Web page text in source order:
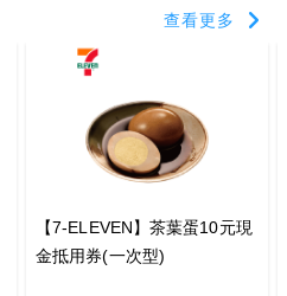
查看更多
【7-ELEVEN】茶葉蛋10元現
金抵用券(一次型)